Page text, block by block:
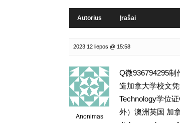
Autorius Įrašai
2023 12 liepos @ 15:58
Anonimas
Q微936794295制
造加拿大学校文
Technology学位
外）澳洲英国 加